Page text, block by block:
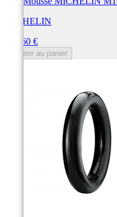
MICHELIN
144,60 €
Ajouter au panier